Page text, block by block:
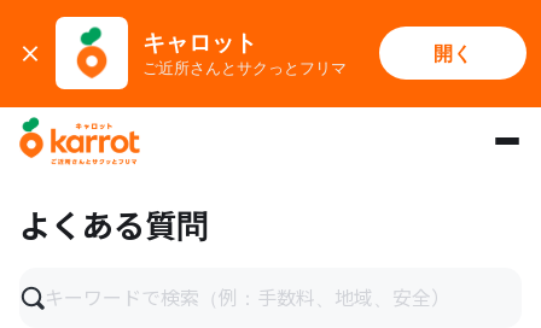
キャロット
ご近所さんとサクっとフリマ
開く
メインコンテンツにスキップ
よくある質問